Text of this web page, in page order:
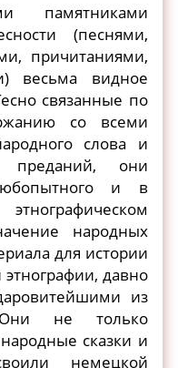
памятниками
(песнями,
причитаниями,
весьма видное
связанные по
со всеми
слова и
преданий, они
и в
народных
для истории
давно
из
Они не только
сказки и
немецкой